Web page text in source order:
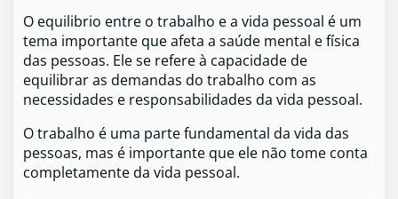
O equilibrio entre o trabalho e a vida pessoal é um
tema importante que afeta a saúde mental e física
das pessoas. Ele se refere à capacidade de
equilibrar as demandas do trabalho com as
necessidades e responsabilidades da vida pessoal.
O trabalho é uma parte fundamental da vida das
pessoas, mas é importante que ele não tome conta
completamente da vida pessoal.